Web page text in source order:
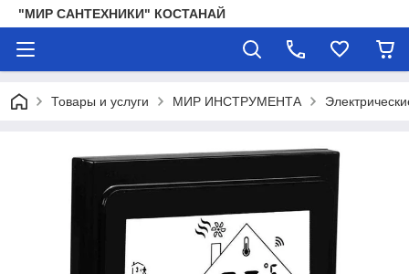
"МИР САНТЕХНИКИ" КОСТАНАЙ
Товары и услуги МИР ИНСТРУМЕНТА